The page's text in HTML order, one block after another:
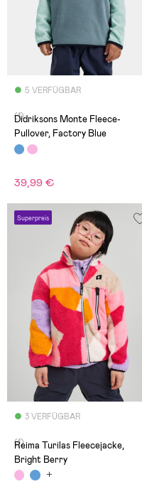
5 VERFÜGBAR
(1)
Didriksons Monte Fleece-
Pullover, Factory Blue
39,99 €
Superpreis
3 VERFÜGBAR
(1)
Reima Turilas Fleecejacke,
Bright Berry